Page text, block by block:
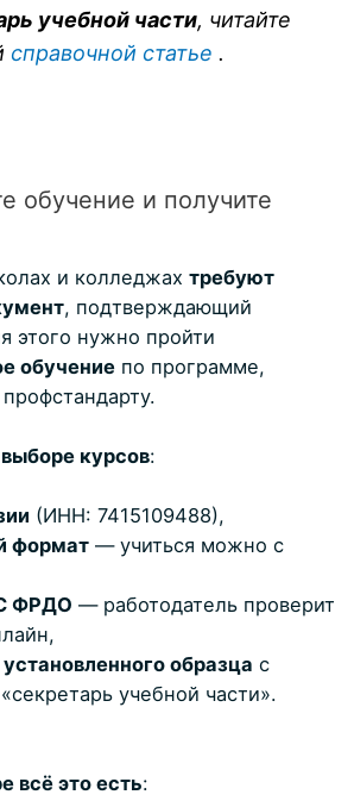
учебной части, читайте
справочной статье .
обучение и получите
и колледжах требуют
, подтверждающий
этого нужно пройти
обучение по программе,
курсов:
(ИНН: 7415109488),
формат — учиться можно с
ФРДО — работодатель проверит
образца с
учебной части».
всё это есть: